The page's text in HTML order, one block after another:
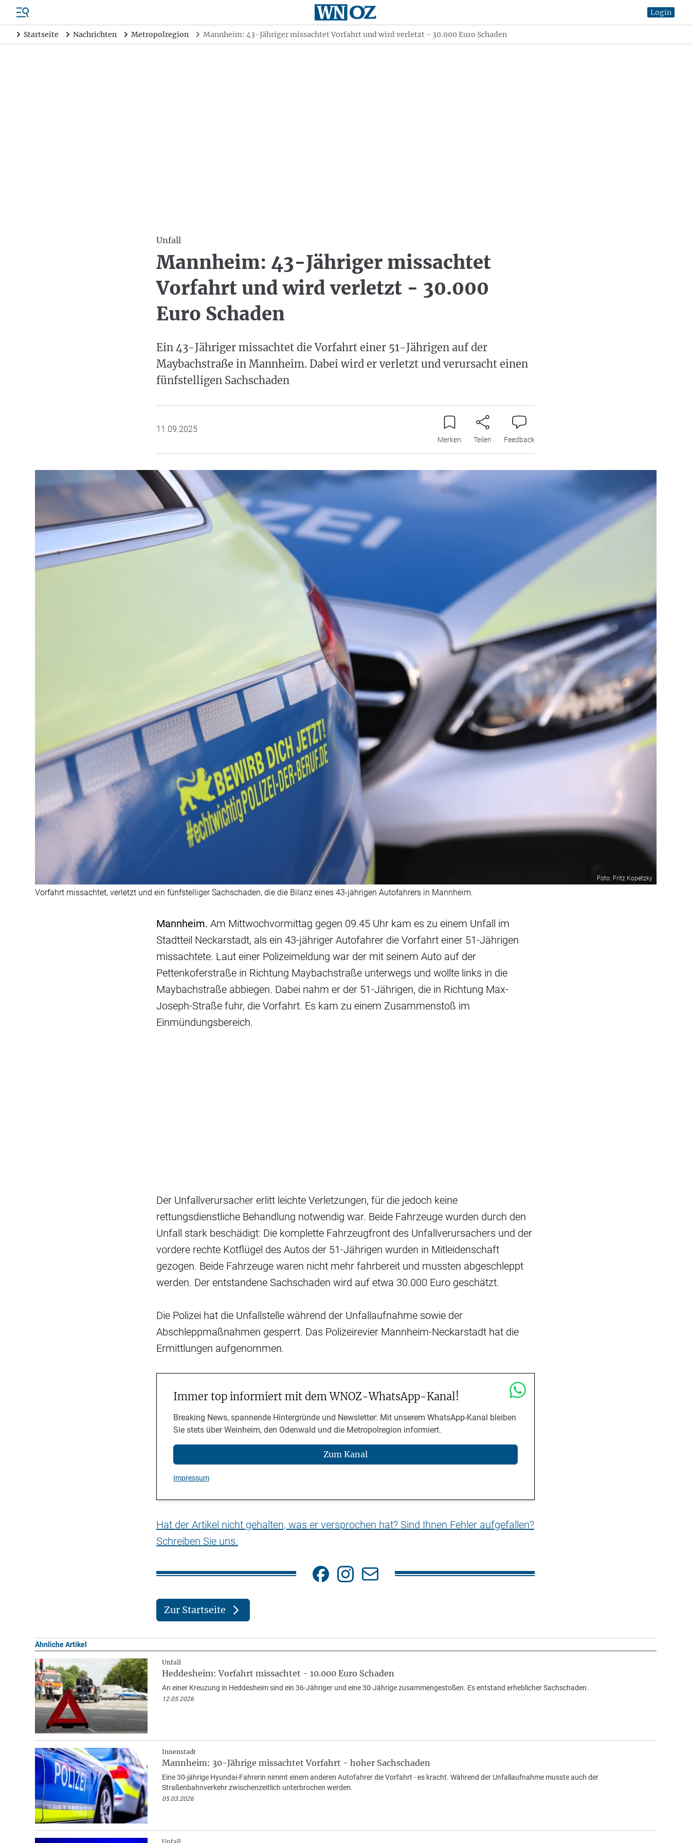
Login
Startseite Nachrichten Metropolregion Mannheim: 43-Jähriger missachtet Vorfahrt und wird verletzt - 30.000 Euro Schaden
Unfall
Mannheim: 43-Jähriger missachtet
Vorfahrt und wird verletzt - 30.000
Euro Schaden
Ein 43-Jähriger missachtet die Vorfahrt einer 51-Jährigen auf der
Maybachstraße in Mannheim. Dabei wird er verletzt und verursacht einen
fünfstelligen Sachschaden
11.09.2025
Merken Teilen Feedback
Foto: Fritz Kopetzky
Vorfahrt missachtet, verletzt und ein fünfstelliger Sachschaden, die die Bilanz eines 43-jährigen Autofahrers in Mannheim.
Mannheim. Am Mittwochvormittag gegen 09.45 Uhr kam es zu einem Unfall im
Stadtteil Neckarstadt, als ein 43-jähriger Autofahrer die Vorfahrt einer 51-Jährigen
missachtete. Laut einer Polizeimeldung war der mit seinem Auto auf der
Pettenkoferstraße in Richtung Maybachstraße unterwegs und wollte links in die
Maybachstraße abbiegen. Dabei nahm er der 51-Jährigen, die in Richtung Max-
Joseph-Straße fuhr, die Vorfahrt. Es kam zu einem Zusammenstoß im
Einmündungsbereich.
Der Unfallverursacher erlitt leichte Verletzungen, für die jedoch keine
rettungsdienstliche Behandlung notwendig war. Beide Fahrzeuge wurden durch den
Unfall stark beschädigt: Die komplette Fahrzeugfront des Unfallverursachers und der
vordere rechte Kotflügel des Autos der 51-Jährigen wurden in Mitleidenschaft
gezogen. Beide Fahrzeuge waren nicht mehr fahrbereit und mussten abgeschleppt
werden. Der entstandene Sachschaden wird auf etwa 30.000 Euro geschätzt.
Die Polizei hat die Unfallstelle während der Unfallaufnahme sowie der
Abschleppmaßnahmen gesperrt. Das Polizeirevier Mannheim-Neckarstadt hat die
Ermittlungen aufgenommen.
Immer top informiert mit dem WNOZ-WhatsApp-Kanal!
Breaking News, spannende Hintergründe und Newsletter: Mit unserem WhatsApp-Kanal bleiben
Sie stets über Weinheim, den Odenwald und die Metropolregion informiert.
Zum Kanal
Impressum
Hat der Artikel nicht gehalten, was er versprochen hat? Sind Ihnen Fehler aufgefallen?
Schreiben Sie uns.
Zur Startseite
Ähnliche Artikel
Unfall
Heddesheim: Vorfahrt missachtet - 10.000 Euro Schaden
An einer Kreuzung in Heddesheim sind ein 36-Jähriger und eine 30-Jährige zusammengestoßen. Es entstand erheblicher Sachschaden.
12.05.2026
Innenstadt
Mannheim: 30-Jährige missachtet Vorfahrt - hoher Sachschaden
Eine 30-jährige Hyundai-Fahrerin nimmt einem anderen Autofahrer die Vorfahrt - es kracht. Während der Unfallaufnahme musste auch der
Straßenbahnverkehr zwischenzeitlich unterbrochen werden.
05.03.2026